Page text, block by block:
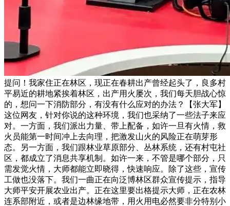
提问！我家住正在林区，现正在春耕出产曾经起头了，良多村
平易近的耕地紧挨着林区，出产用火屡次，我们每天胆战心惊
的，想问一下消防部分，有没有什么应对的办法？【张大军】
这位网友，针对你说的这种环境，我们也采纳了一些法子来应
对。一方面，我们派出力量、带上配备，如许一旦有火情，救
火员能第一时间冲上去向理，把激发山火的风险正在萌芽形
态。另一方面，我们跟林业草原部分、丛林系统，还有村屯社
区，都成立了消息共享机制。如许一来，不管是哪个部分，只
需发觉火情，大师都能立即晓得，快速响应。除了这些，宣传
工做也没落下。我们一曲正在向泛博林区群众宣传提示，指导
大师平安开展农业出产。正在这里要出格提示大师，正在农林
连系部附近，或者是边林缘地带，用火用电必然要非分特别小